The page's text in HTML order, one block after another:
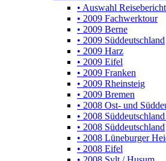
• Auswahl
• 2009 Fachwerktour
• 2009 Berne
• 2009 Süddeutschland
• 2009 Harz
• 2009 Eifel
• 2009 Franken
• 2009 Rheinsteig
• 2009 Bremen
• 2008 Ost- und
• 2008
• 2008 Süddeutschland
• 2008 Lüneburger
• 2008 Eifel